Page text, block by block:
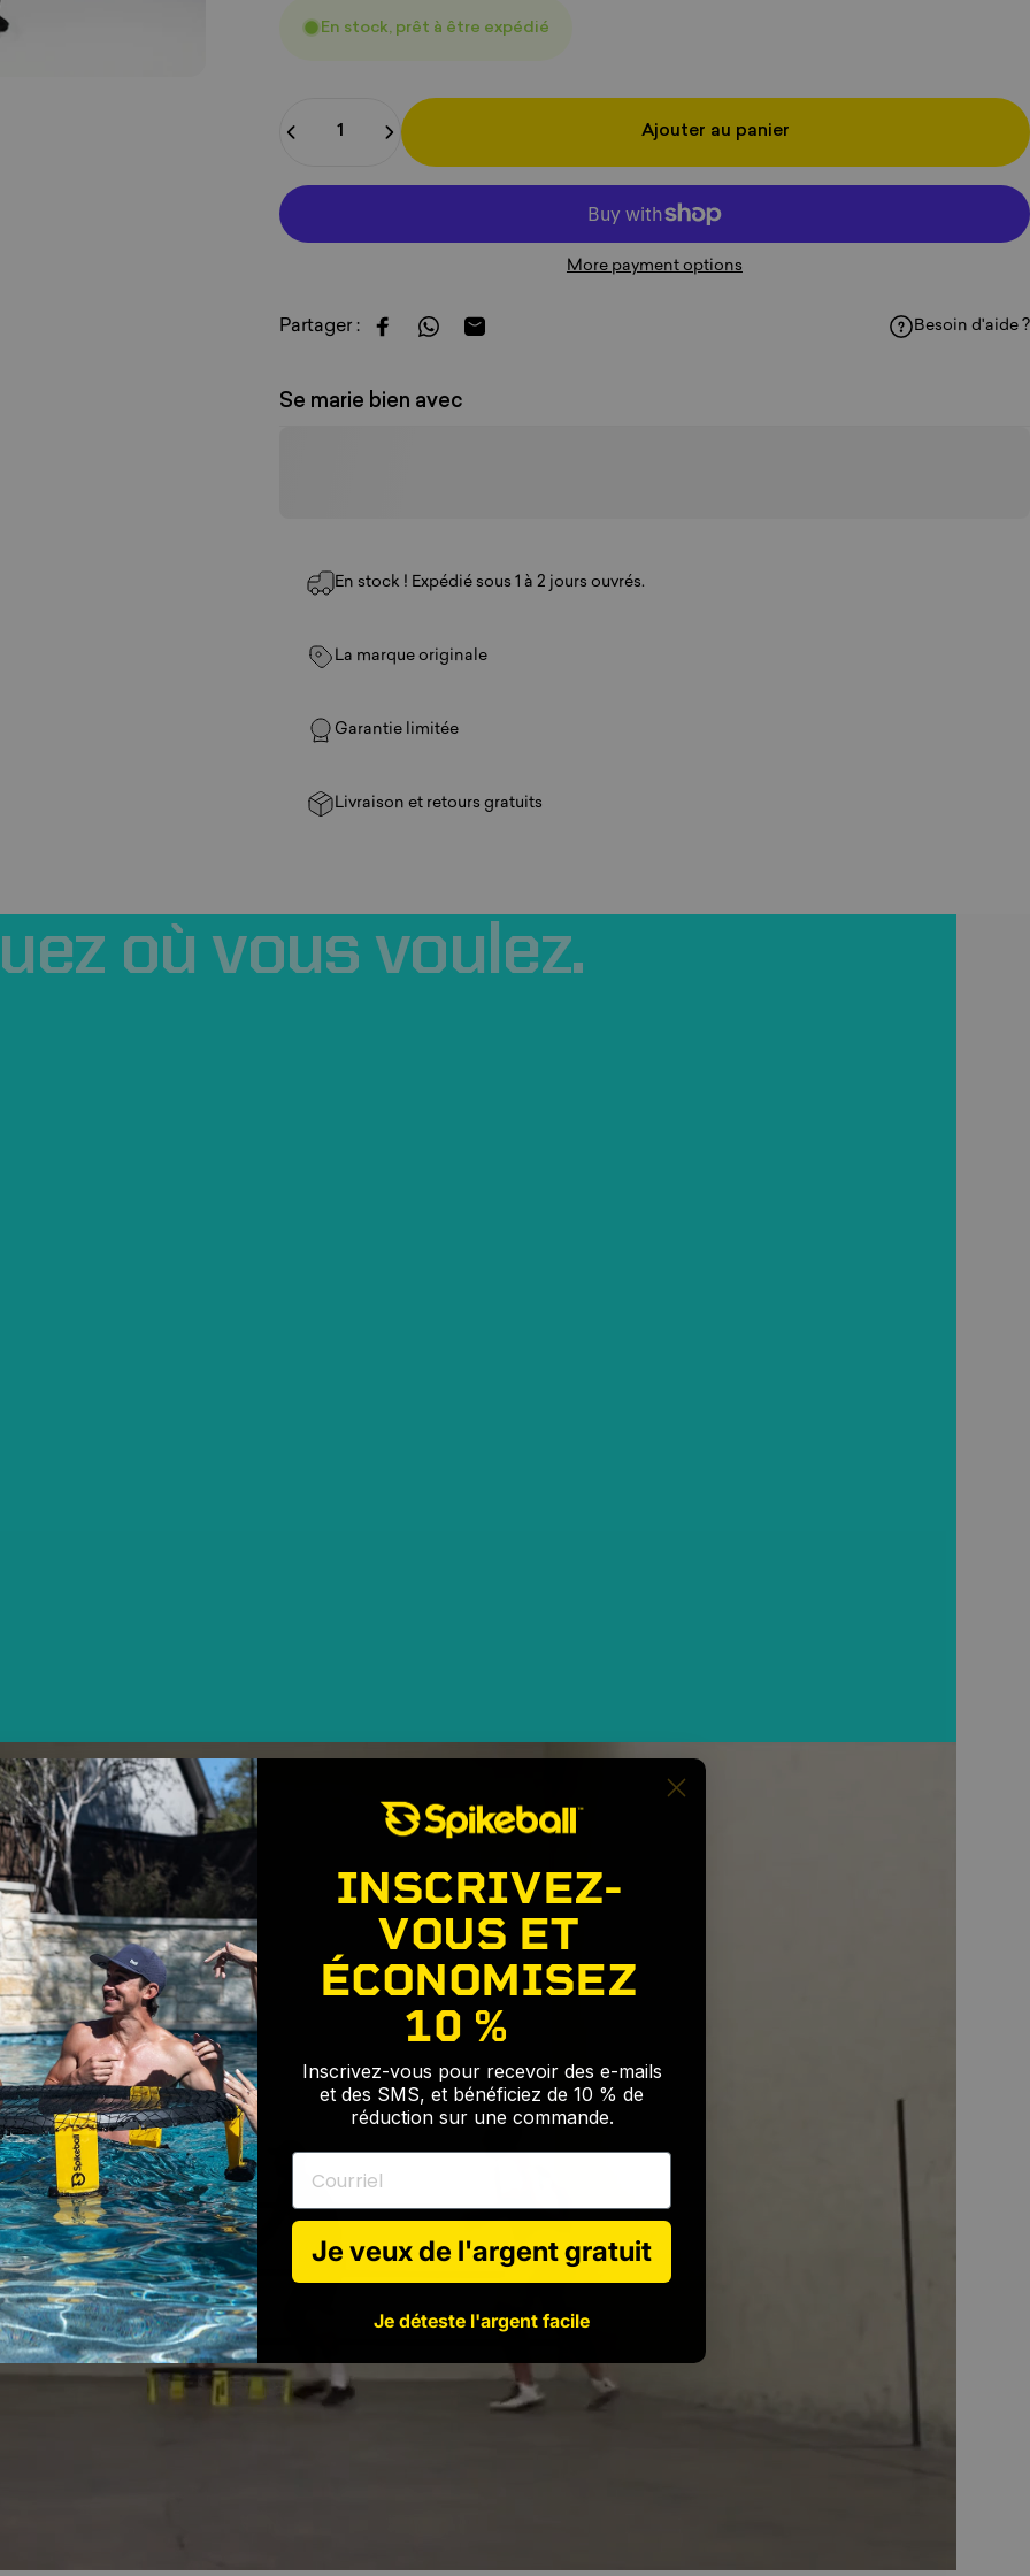
En stock, prêt à être expédié
Ajouter au panier
More payment options
Partager :
Partager sur Facebook
Partager sur WhatsApp
Partager par e-mail
Besoin d'aide ?
Se marie bien avec
En stock ! Expédié sous 1 à 2 jours ouvrés.
La marque originale
Garantie limitée
Livraison et retours gratuits
où vous voulez.
INSCRIVEZ-
VOUS ET
ÉCONOMISEZ
10 %
Inscrivez-vous pour recevoir des e-mails
et des SMS, et bénéficiez de 10 % de
réduction sur une commande.
Courriel
Je veux de l'argent gratuit
Je déteste l'argent facile